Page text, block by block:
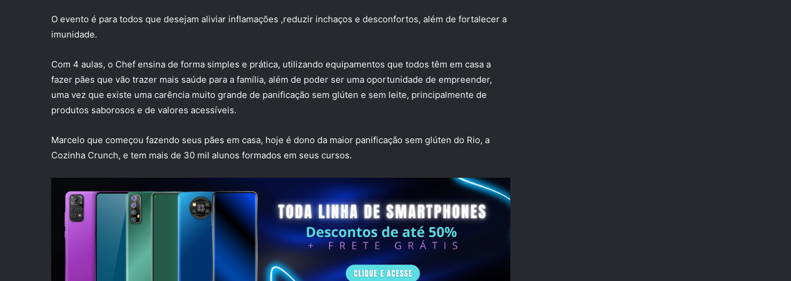
O evento é para todos que desejam aliviar inflamações ,reduzir inchaços e desconfortos, além de fortalecer a
imunidade.
Com 4 aulas, o Chef ensina de forma simples e prática, utilizando equipamentos que todos têm em casa a
fazer pães que vão trazer mais saúde para a família, além de poder ser uma oportunidade de empreender,
uma vez que existe uma carência muito grande de panificação sem glúten e sem leite, principalmente de
produtos saborosos e de valores acessíveis.
Marcelo que começou fazendo seus pães em casa, hoje é dono da maior panificação sem glúten do Rio, a
Cozinha Crunch, e tem mais de 30 mil alunos formados em seus cursos.